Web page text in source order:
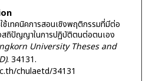
เทคนิคการสอนเชิงพฤติกรรมที่มีต่อ
ถิปัญญาในการปฏิบัติตนต่อตนเอง
University Theses and
. 34131.
chulaetd/34131